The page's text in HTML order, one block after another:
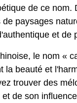
de ce
paysages
et de
le nom «
la beauté et
trouver des
de son